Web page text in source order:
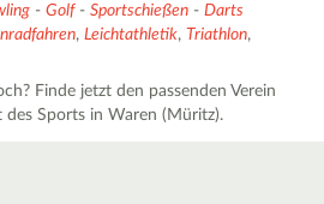
-Golf-Sportschießen -Darts
,Leichtathletik,Triathlon,
Finde jetzt den passenden Verein
Sports in Waren (Müritz).